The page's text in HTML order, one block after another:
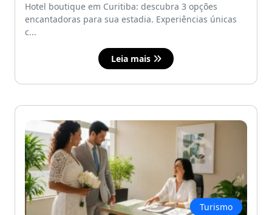
Hotel boutique em Curitiba: descubra 3 opções
encantadoras para sua estadia. Experiências únicas
c...
Leia mais
Turismo